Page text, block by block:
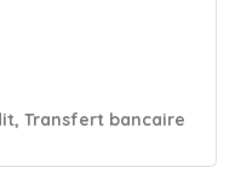
Transfert bancaire